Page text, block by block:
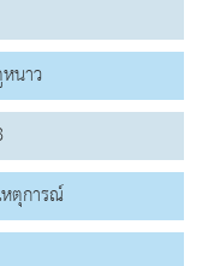
นาว
ตุการณ์